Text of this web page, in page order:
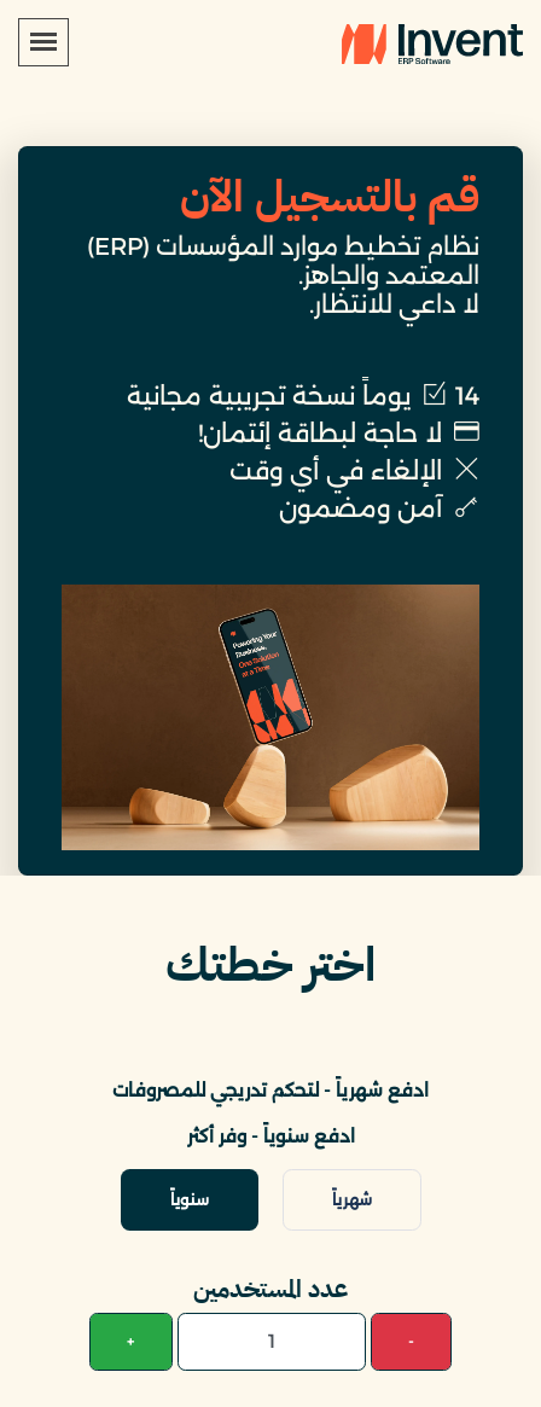
قم بالتسجيل الآن
نظام تخطيط موارد المؤسسات (ERP)
المعتمد والجاهز.
لا داعي للانتظار.
14 يوماً نسخة تجريبية مجانية
لا حاجة لبطاقة إئتمان!
الإلغاء في أي وقت
آمن ومضمون
اختر خطتك
ادفع شهرياً - لتحكم تدريجي للمصروفات
ادفع سنوياً - وفر أكثر
شهرياً سنوياً
عدد المستخدمين
-
+